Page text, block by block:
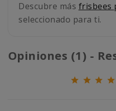
Descubre más frisbees
seleccionado para ti.
Opiniones (1) -